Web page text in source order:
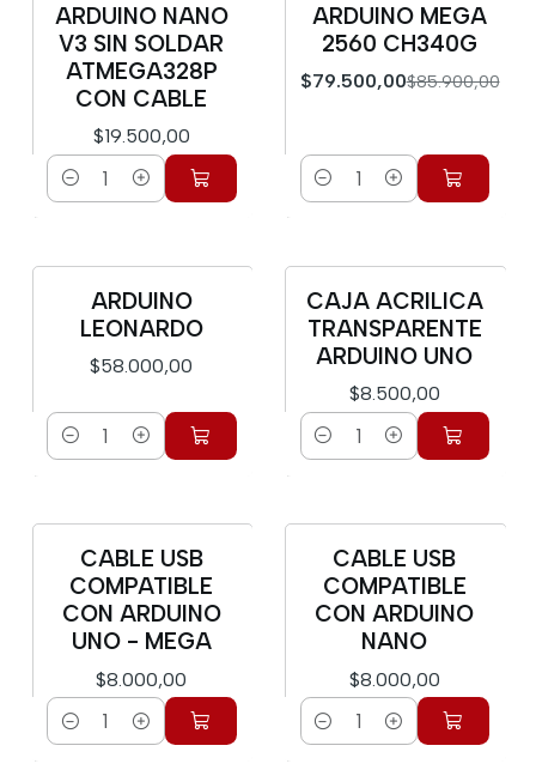
ARDUINO NANO
V3 SIN SOLDAR
ATMEGA328P
CON CABLE
$19.500,00
Cantidad
-7%
ARDUINO MEGA
2560 CH340G
$79.500,00$85.900,00
Cantidad
ARDUINO
LEONARDO
$58.000,00
Cantidad
CAJA ACRILICA
TRANSPARENTE
ARDUINO UNO
$8.500,00
Cantidad
CABLE USB
COMPATIBLE
CON ARDUINO
UNO - MEGA
$8.000,00
Cantidad
CABLE USB
COMPATIBLE
CON ARDUINO
NANO
$8.000,00
Cantidad